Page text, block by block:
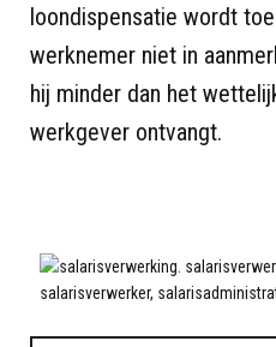
loondispensatie wordt
werknemer niet in
hij minder dan het
werkgever ontvangt.